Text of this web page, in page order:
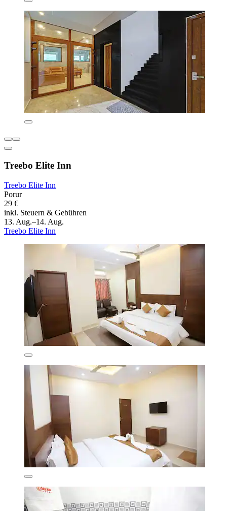
Treebo Elite Inn
Treebo Elite Inn
Porur
29 €
inkl. Steuern & Gebühren
13. Aug.–14. Aug.
Treebo Elite Inn